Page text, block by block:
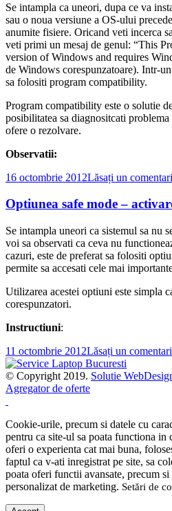
Se intampla ca uneori, dupa ce va
sau o noua versiune a OS-ului
anumite fisiere. Oricand veti incerca
veti primi un mesaj de genul: “This
version of Windows and requires
de Windows corespunzatoare). Intr-
sa folositi program compatibility.
Program compatibility este o solutie
posibilitatea sa diagnositcati
ofere o rezolvare.
Observatii:
16 octombrie 2012Lăsați un
Optiunea safe mode –
Se intampla uneori ca sistemul sa nu
voi sa observati ca ceva nu
cazuri, este de preferat sa folositi
permite sa accesati cele mai
Utilizarea acestei optiuni este simpla
corespunzatori.
Instructiuni:
11 octombrie 2012Lăsați un
© Copyright 2019. Solutie
Agregator de oferte
Cookie-urile, precum si datele cu
pentru ca site-ul sa poata functiona
oferi o experienta cat mai buna,
faptul ca v-ati inregistrat pe site, sa
poata oferi functii avansate, precum
personalizat de marketing. Setări de